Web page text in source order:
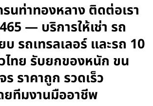
นท่าทองหลาง ติดต่อเรา
— บริการให้เช่า รถ
บ รถเทรลเลอร์ และรถ 10
ไทย รับยกของหนัก ขน
ราคาถูก รวดเร็ว
ยทีมงานมืออาชีพ